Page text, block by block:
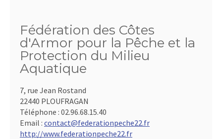
Fédération des Côtes
d'Armor pour la Pêche et la
Protection du Milieu
Aquatique
7, rue Jean Rostand
22440 PLOUFRAGAN
Téléphone : 02.96.68.15.40
Email : contact@federationpeche22.fr
http://www.federationpeche22.fr